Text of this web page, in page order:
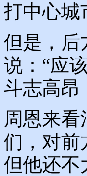
打中心
但是，后
说：“应
斗志高昂
周恩来
们，对前
但他还不